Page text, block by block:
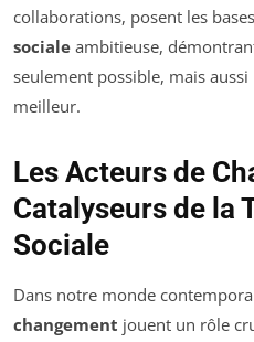
collaborations, posent les
sociale ambitieuse,
seulement possible, mais
meilleur.
Les Acteurs de
Catalyseurs de la
Sociale
Dans notre monde
changement jouent un rôle